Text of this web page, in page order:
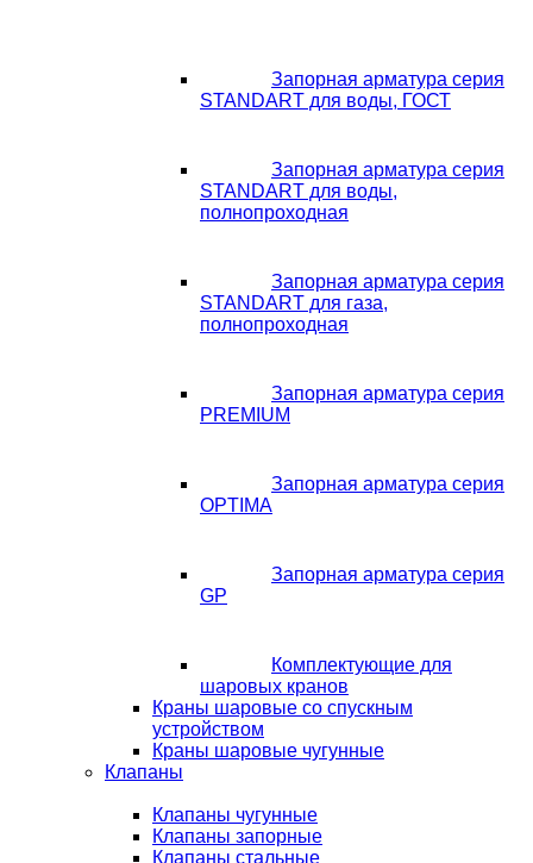
Запорная арматура серия
STANDART для воды, ГОСТ
Запорная арматура серия
STANDART для воды,
полнопроходная
Запорная арматура серия
STANDART для газа,
полнопроходная
Запорная арматура серия
PREMIUM
Запорная арматура серия
OPTIMA
Запорная арматура серия
GP
Комплектующие для
шаровых кранов
Краны шаровые со спускным
устройством
Краны шаровые чугунные
Клапаны
Клапаны чугунные
Клапаны запорные
Клапаны стальные